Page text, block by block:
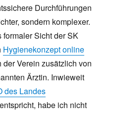
Durchführungen
sondern komplexer.
Sicht der SK
Hygienekonzept online
Verein zusätzlich von
Ärztin. Inwieweit
des Landes
habe ich nicht